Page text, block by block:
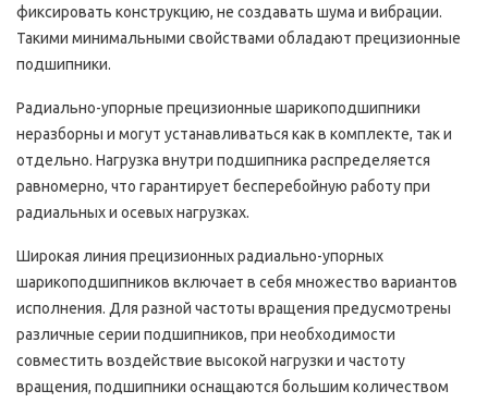
фиксировать конструкцию, не создавать шума и вибрации.
Такими минимальными свойствами обладают прецизионные
подшипники.
Радиально-упорные прецизионные шарикоподшипники
неразборны и могут устанавливаться как в комплекте, так и
отдельно. Нагрузка внутри подшипника распределяется
равномерно, что гарантирует бесперебойную работу при
радиальных и осевых нагрузках.
Широкая линия прецизионных радиально-упорных
шарикоподшипников включает в себя множество вариантов
исполнения. Для разной частоты вращения предусмотрены
различные серии подшипников, при необходимости
совместить воздействие высокой нагрузки и частоту
вращения, подшипники оснащаются большим количеством